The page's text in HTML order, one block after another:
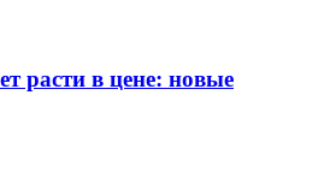
расти в цене: новые